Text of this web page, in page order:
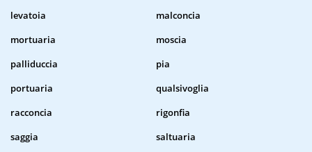
levatoia
malconcia
mortuaria
moscia
palliduccia
pia
portuaria
qualsivoglia
racconcia
rigonfia
saggia
saltuaria